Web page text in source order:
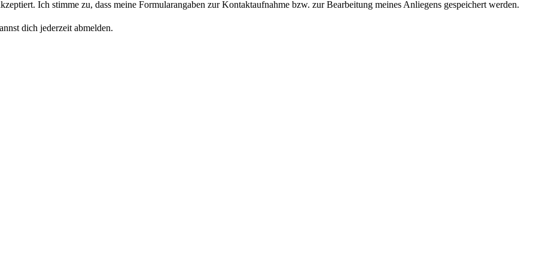
Ich stimme zu, dass meine Formularangaben zur Kontaktaufnahme bzw. zur Bearbeitung meines Anliegens gespeichert werden.
dich jederzeit abmelden.